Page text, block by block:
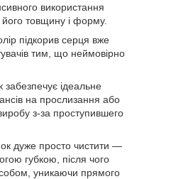
використання
товщину і форму.
підкорив серця вже
тим, що неймовірно
забезпечує ідеальне
на прослизання або
з-за проступившего
дуже просто чистити —
губкою, після чого
уникаючи прямого